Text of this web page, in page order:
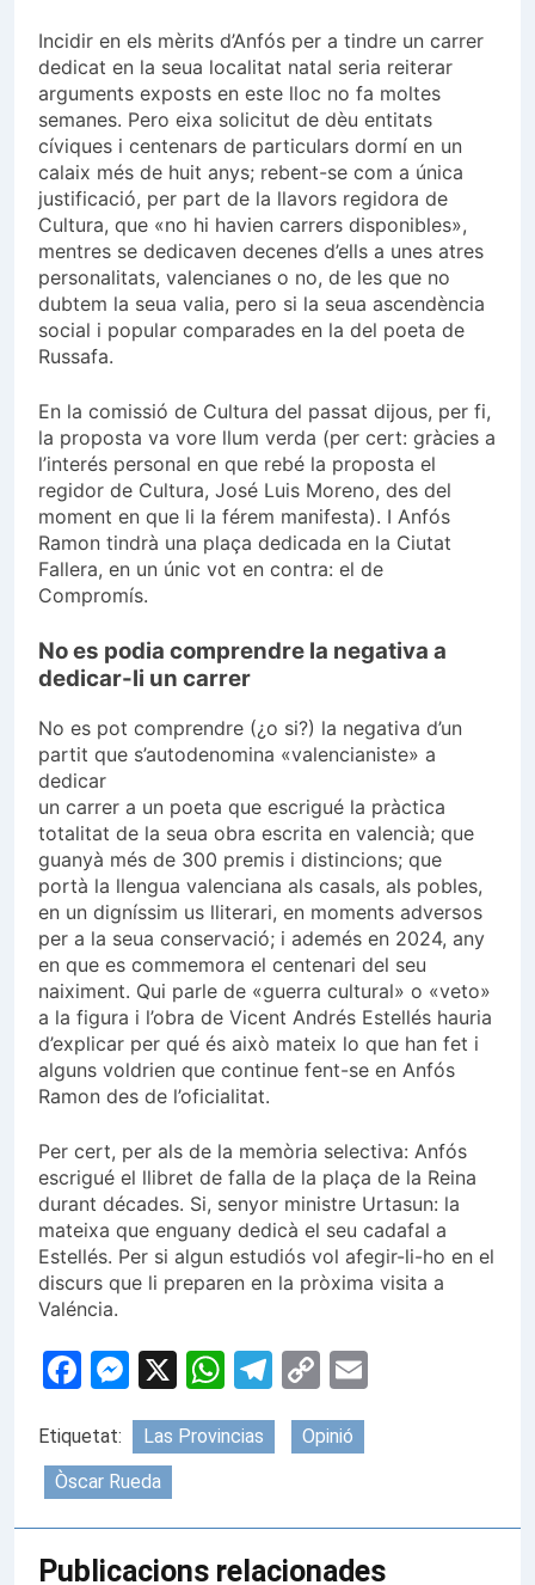
Incidir en els mèrits d’Anfós per a tindre un carrer
dedicat en la seua localitat natal seria reiterar
arguments exposts en este lloc no fa moltes
semanes. Pero eixa solicitut de dèu entitats
cíviques i centenars de particulars dormí en un
calaix més de huit anys; rebent-se com a única
justificació, per part de la llavors regidora de
Cultura, que «no hi havien carrers disponibles»,
mentres se dedicaven decenes d’ells a unes atres
personalitats, valencianes o no, de les que no
dubtem la seua valia, pero si la seua ascendència
social i popular comparades en la del poeta de
Russafa.
En la comissió de Cultura del passat dijous, per fi,
la proposta va vore llum verda (per cert: gràcies a
l’interés personal en que rebé la proposta el
regidor de Cultura, José Luis Moreno, des del
moment en que li la férem manifesta). I Anfós
Ramon tindrà una plaça dedicada en la Ciutat
Fallera, en un únic vot en contra: el de
Compromís.
No es podia comprendre la negativa a
dedicar-li un carrer
No es pot comprendre (¿o si?) la negativa d’un
partit que s’autodenomina «valencianiste» a
dedicar
un carrer a un poeta que escrigué la pràctica
totalitat de la seua obra escrita en valencià; que
guanyà més de 300 premis i distincions; que
portà la llengua valenciana als casals, als pobles,
en un digníssim us lliterari, en moments adversos
per a la seua conservació; i ademés en 2024, any
en que es commemora el centenari del seu
naiximent. Qui parle de «guerra cultural» o «veto»
a la figura i l’obra de Vicent Andrés Estellés hauria
d’explicar per qué és això mateix lo que han fet i
alguns voldrien que continue fent-se en Anfós
Ramon des de l’oficialitat.
Per cert, per als de la memòria selectiva: Anfós
escrigué el llibret de falla de la plaça de la Reina
durant décades. Si, senyor ministre Urtasun: la
mateixa que enguany dedicà el seu cadafal a
Estellés. Per si algun estudiós vol afegir-li-ho en el
discurs que li preparen en la pròxima visita a
Valéncia.
Facebook
Messenger
X WhatsApp
Telegram
Copy
Etiquetat: Las Provincias
Opinió
Òscar Rueda
Publicacions relacionades